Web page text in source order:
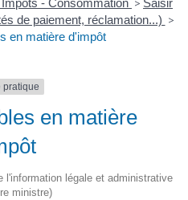
- Consommation > Saisir
de paiement, réclamation...) >
en matière d'impôt
pratique
en matière
l'information légale et administrative
ministre)